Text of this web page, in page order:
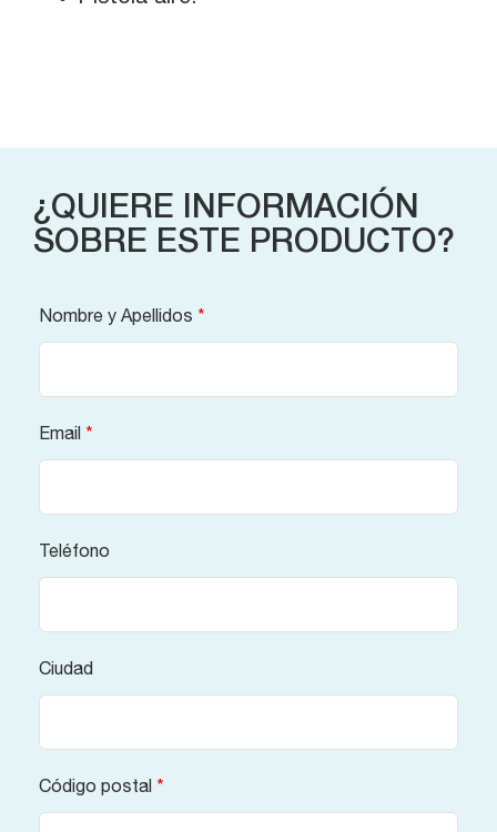
¿QUIERE INFORMACIÓN
SOBRE ESTE PRODUCTO?
Nombre y Apellidos *
Email *
Teléfono
Ciudad
Código postal *